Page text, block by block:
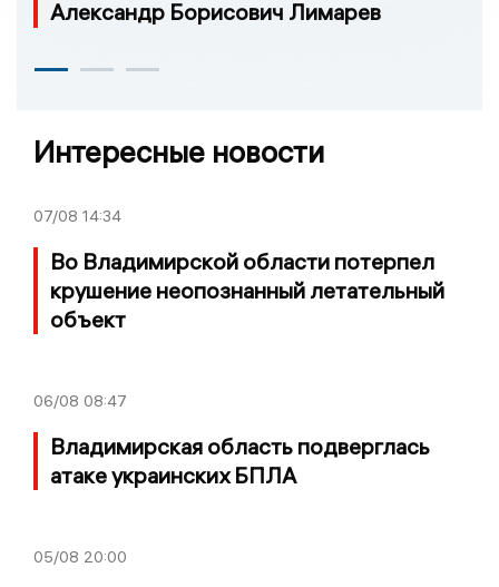
Александр Борисович Лимарев
Интересные новости
07/08 14:34
Во Владимирской области потерпел
крушение неопознанный летательный
объект
06/08 08:47
Владимирская область подверглась
атаке украинских БПЛА
05/08 20:00